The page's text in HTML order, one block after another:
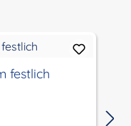
festlich